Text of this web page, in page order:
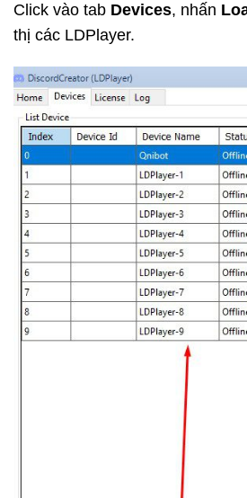
Click vào tab Devices, nhấn
thị các LDPlayer.